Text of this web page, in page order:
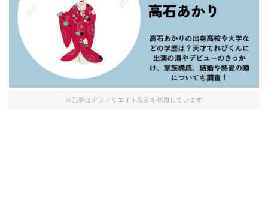
※記事はアフィリエイト広告を利用しています